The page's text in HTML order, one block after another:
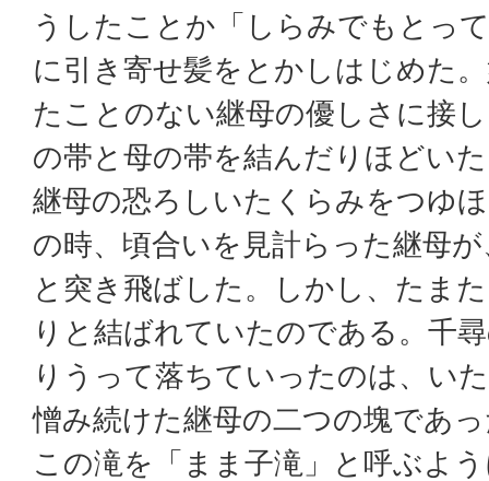
うしたことか「しらみでもとっ
に引き寄せ髪をとかしはじめた
たことのない継母の優しさに接
の帯と母の帯を結んだりほどい
継母の恐ろしいたくらみをつゆ
の時、頃合いを見計らった継母
と突き飛ばした。しかし、たま
りと結ばれていたのである。千
りうって落ちていったのは、い
憎み続けた継母の二つの塊であ
この滝を「まま子滝」と呼ぶよ